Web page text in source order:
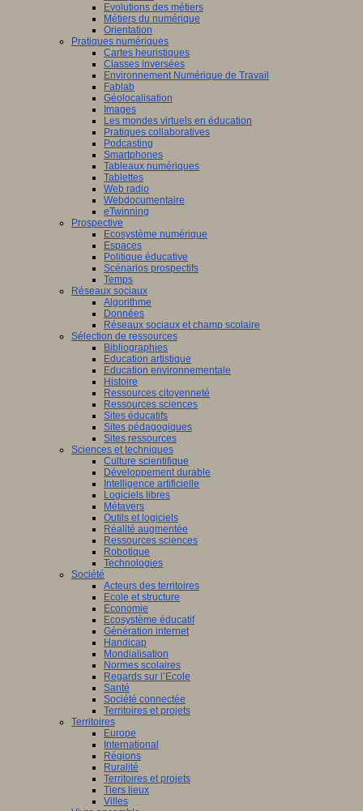
Evolutions des métiers
Métiers du numérique
Orientation
Pratiques numériques
Cartes heuristiques
Classes inversées
Environnement Numérique de Travail
Fablab
Géolocalisation
Images
Les mondes virtuels en éducation
Pratiques collaboratives
Podcasting
Smartphones
Tableaux numériques
Tablettes
Web radio
Webdocumentaire
eTwinning
Prospective
Ecosystème numérique
Espaces
Politique éducative
Scénarios prospectifs
Temps
Réseaux sociaux
Algorithme
Données
Réseaux sociaux et champ scolaire
Sélection de ressources
Bibliographies
Education artistique
Education environnementale
Histoire
Ressources citoyenneté
Ressources sciences
Sites éducatifs
Sites pédagogiques
Sites ressources
Sciences et techniques
Culture scientifique
Développement durable
Intelligence artificielle
Logiciels libres
Métavers
Outils et logiciels
Réalité augmentée
Ressources sciences
Robotique
Technologies
Société
Acteurs des territoires
Ecole et structure
Economie
Ecosystème éducatif
Génération internet
Handicap
Mondialisation
Normes scolaires
Regards sur l’Ecole
Santé
Société connectée
Territoires et projets
Territoires
Europe
International
Régions
Ruralité
Territoires et projets
Tiers lieux
Villes